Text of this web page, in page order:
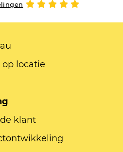
locatie
klant